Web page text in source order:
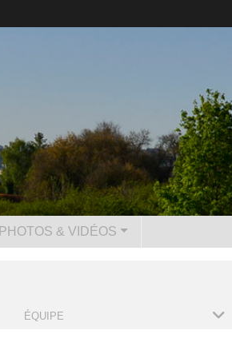
PHOTOS & VIDÉOS
ÉQUIPE